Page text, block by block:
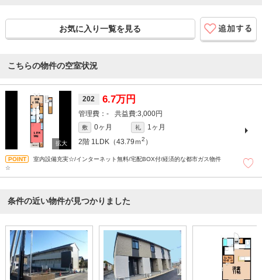
お気に入り一覧を見る
こちらの物件の空室状況
202 6.7万円
- 3,000円
敷 0ヶ月 礼
1ヶ月
2階 1LDK（43.79ｍ2 ）
室内設備充実☆/インターネット無料/宅配BOX付/経済的な都市ガス物件
☆
条件の近い物件が見つかりました